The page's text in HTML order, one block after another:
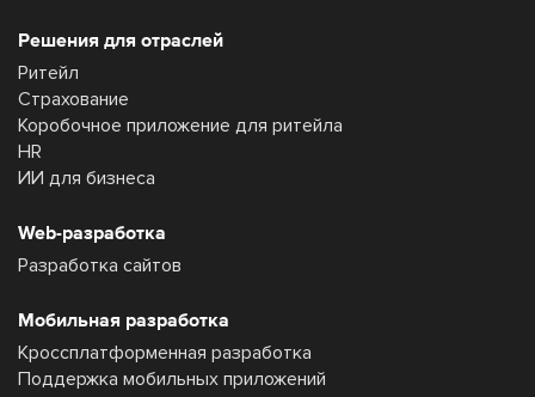
Решения для отраслей
Ритейл
Страхование
Коробочное приложение для ритейла
HR
ИИ для бизнеса
Web-разработка
Разработка сайтов
Мобильная разработка
Кроссплатформенная разработка
Поддержка мобильных приложений